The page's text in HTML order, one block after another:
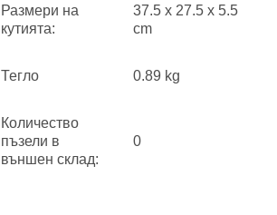
Размери на
кутията:
37.5 x 27.5 x 5.5
cm
Тегло 0.89 kg
Количество
пъзели в
външен склад:
0